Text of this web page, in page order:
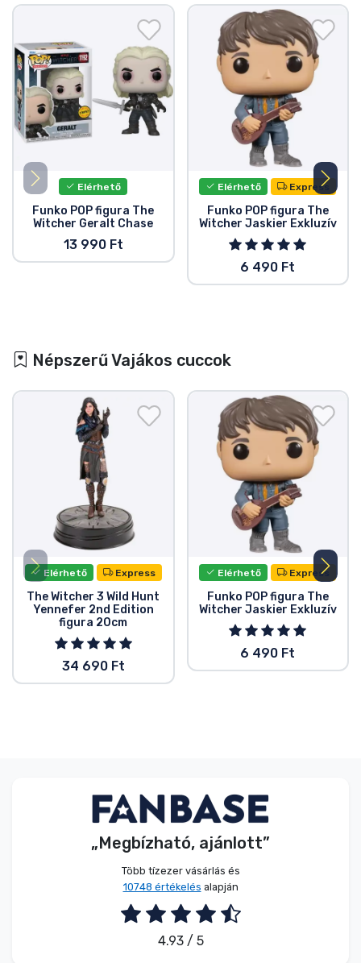
Elérhető
Funko POP figura The
Witcher Geralt Chase
13 990 Ft
Elérhető Express
Funko POP figura The
Witcher Jaskier Exkluzív
6 490 Ft
Népszerű Vajákos cuccok
Elérhető Express
The Witcher 3 Wild Hunt
Yennefer 2nd Edition
figura 20cm
34 690 Ft
Elérhető Express
Funko POP figura The
Witcher Jaskier Exkluzív
6 490 Ft
„Megbízható, ajánlott”
Több tízezer vásárlás és
10748 értékelés alapján
4.93 / 5